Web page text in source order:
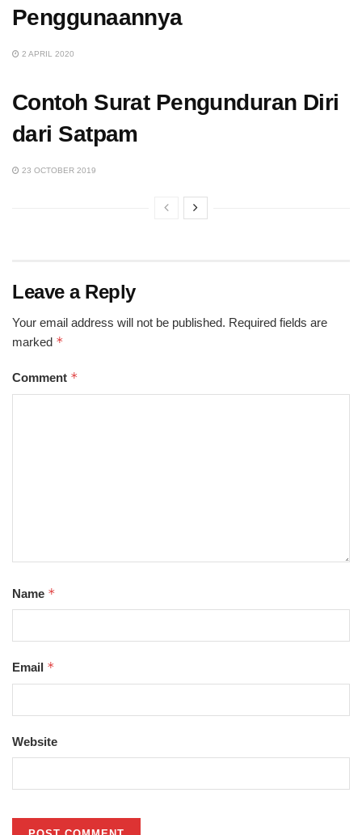
Penggunaannya
2 APRIL 2020
Contoh Surat Pengunduran Diri
dari Satpam
23 OCTOBER 2019
Leave a Reply
Your email address will not be published. Required fields are
marked *
Comment *
Name *
Email *
Website